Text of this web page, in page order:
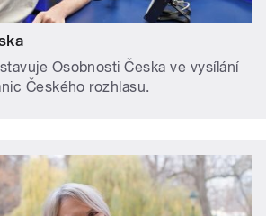
Osobnosti Česka ve vysílání
Českého rozhlasu.